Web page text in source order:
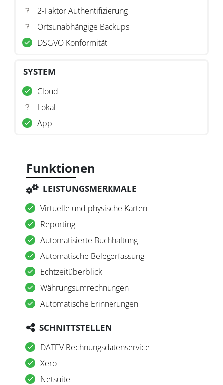
2-Faktor Authentifizierung
Ortsunabhängige Backups
DSGVO Konformität
SYSTEM
Cloud
Lokal
App
Funktionen
LEISTUNGSMERKMALE
Virtuelle und physische Karten
Reporting
Automatisierte Buchhaltung
Automatische Belegerfassung
Echtzeitüberblick
Währungsumrechnungen
Automatische Erinnerungen
SCHNITTSTELLEN
DATEV Rechnungsdatenservice
Xero
Netsuite